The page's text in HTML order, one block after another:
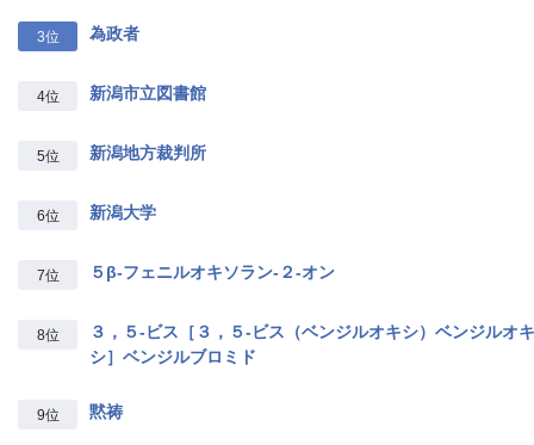
3位 為政者
4位 新潟市立図書館
5位 新潟地方裁判所
6位 新潟大学
7位 ５β‐フェニルオキソラン‐２‐オン
8位
３，５‐ビス［３，５‐ビス（ベンジルオキシ）ベンジルオキ
シ］ベンジルブロミド
9位 黙祷